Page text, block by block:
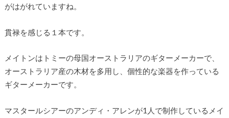
がはがれていますね。
貫禄を感じる１本です。
メイトンはトミーの母国オーストラリアのギターメーカーで、
オーストラリア産の木材を多用し、個性的な楽器を作っている
ギターメーカーです。
マスタールシアーのアンディ・アレンが1人で制作しているメイ